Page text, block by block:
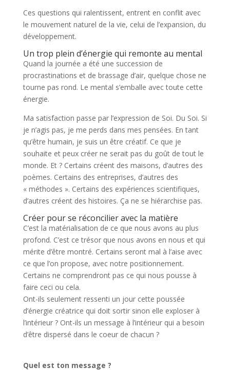
Ces questions qui ralentissent, entrent en conflit avec
le mouvement naturel de la vie, celui de l’expansion, du
développement.
Un trop plein d’énergie qui remonte au mental
Quand la journée a été une succession de
procrastinations et de brassage d’air, quelque chose ne
tourne pas rond. Le mental s’emballe avec toute cette
énergie.
Ma satisfaction passe par l’expression de Soi. Du Soi. Si
je n’agis pas, je me perds dans mes pensées. En tant
qu’être humain, je suis un être créatif. Ce que je
souhaite et peux créer ne serait pas du goût de tout le
monde. Et ? Certains créent des maisons, d’autres des
poèmes. Certains des entreprises, d’autres des
« méthodes ». Certains des expériences scientifiques,
d’autres créent des histoires. Ça ne se hiérarchise pas.
Créer pour se réconcilier avec la matière
C’est la matérialisation de ce que nous avons au plus
profond. C’est ce trésor que nous avons en nous et qui
mérite d’être montré. Certains seront mal à l’aise avec
ce que l’on propose, avec notre positionnement.
Certains ne comprendront pas ce qui nous pousse à
faire ceci ou cela.
Ont-ils seulement ressenti un jour cette poussée
d’énergie créatrice qui doit sortir sinon elle exploser à
l’intérieur ? Ont-ils un message à l’intérieur qui a besoin
d’être dispersé dans le coeur de chacun ?
Quel est ton message ?